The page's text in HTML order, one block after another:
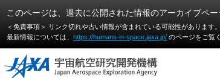
このページは、過去に公開された情報のアーカイブペー
＜免責事項＞ リンク切れや古い情報が含まれている可能性があります
最新情報については、 https://humans-in-space.jaxa.jp/ のページをご覧